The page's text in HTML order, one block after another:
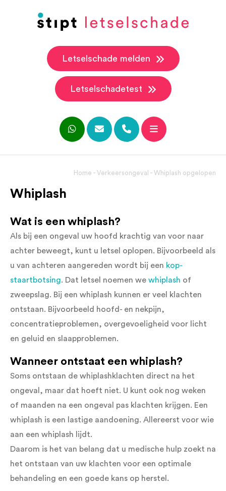
Letselschade melden
Letselschadetest
Home - Verkeersongeval - Whiplash opgelopen
Whiplash
Wat is een whiplash?
Als bij een ongeval uw hoofd krachtig van voor naar
achter beweegt, kunt u letsel oplopen. Bijvoorbeeld als
u van achteren aangereden wordt bij een kop-
staartbotsing. Dat letsel noemen we whiplash of
zweepslag. Bij een whiplash kunnen er veel klachten
ontstaan. Bijvoorbeeld hoofd- en nekpijn,
concentratieproblemen, overgevoeligheid voor licht
en geluid en slaapproblemen.
Wanneer ontstaat een whiplash?
Soms ontstaan de whiplashklachten direct na het
ongeval, maar dat hoeft niet. U kunt ook nog weken
of maanden na een ongeval pas klachten krijgen. Een
whiplash is een lastige aandoening. Allereerst voor wie
aan een whiplash lijdt.
Daarom is het van belang dat u medische hulp zoekt na
het ontstaan van uw klachten voor een optimale
behandeling en een goede kans op herstel.